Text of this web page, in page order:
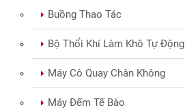
Buồng Thao Tác
Bộ Thổi Khí Làm Khô Tự Động
Máy Cô Quay Chân Không
Máy Đếm Tế Bào